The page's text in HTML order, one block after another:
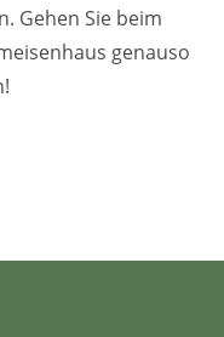
Gehen Sie beim
genauso